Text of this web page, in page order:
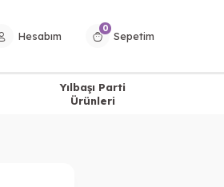
Hesabım
0
Sepetim
Yılbaşı Parti
Ürünleri